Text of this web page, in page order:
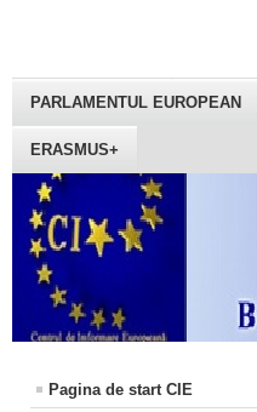
PARLAMENTUL EUROPEAN
ERASMUS+
Pagina de start CIE